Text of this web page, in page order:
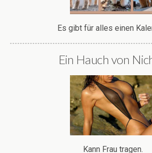
Es gibt für alles einen
Ein Hauch von
Kann Frau tragen.